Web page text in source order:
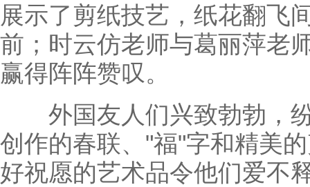
展示了剪纸技艺，纸花翻飞
前；时云仿老师与葛丽萍老
赢得阵阵赞叹。
外国友人们兴致勃勃，纷
创作的春联、"福"字和精美
好祝愿的艺术品令他们爱不